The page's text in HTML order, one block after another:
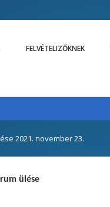
FELVÉTELIZŐKNEK
2021. november 23.
ülése